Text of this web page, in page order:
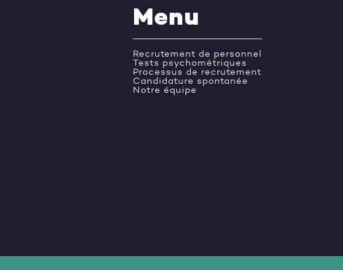
Menu
Recrutement de personnel
Tests psychométriques
Processus de recrutement
Candidature spontanée
Notre équipe